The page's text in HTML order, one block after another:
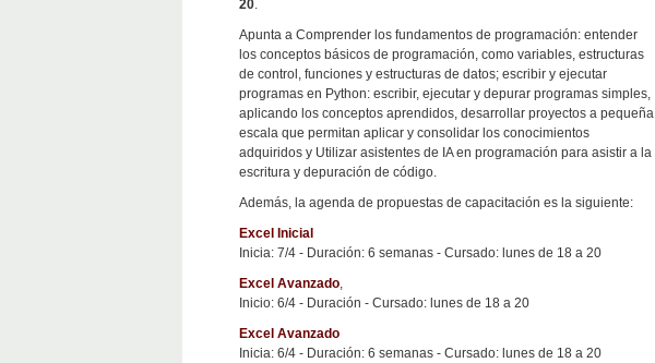
20.
Apunta a Comprender los fundamentos de programación: entender
los conceptos básicos de programación, como variables, estructuras
de control, funciones y estructuras de datos; escribir y ejecutar
programas en Python: escribir, ejecutar y depurar programas simples,
aplicando los conceptos aprendidos, desarrollar proyectos a pequeña
escala que permitan aplicar y consolidar los conocimientos
adquiridos y Utilizar asistentes de IA en programación para asistir a la
escritura y depuración de código.
Además, la agenda de propuestas de capacitación es la siguiente:
Excel Inicial
Inicia: 7/4 - Duración: 6 semanas - Cursado: lunes de 18 a 20
Excel Avanzado,
Inicio: 6/4 - Duración - Cursado: lunes de 18 a 20
Excel Avanzado
Inicia: 6/4 - Duración: 6 semanas - Cursado: lunes de 18 a 20